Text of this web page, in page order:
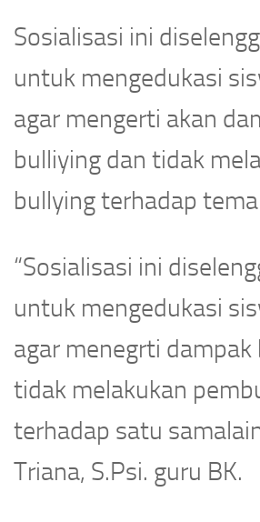
Sosialisasi ini
untuk mengedukasi
agar mengerti akan
bulliying dan tidak
bullying terhadap
“Sosialisasi ini
untuk mengedukasi
agar menegrti dampak
tidak melakukan
terhadap satu
Triana, S.Psi. guru BK.